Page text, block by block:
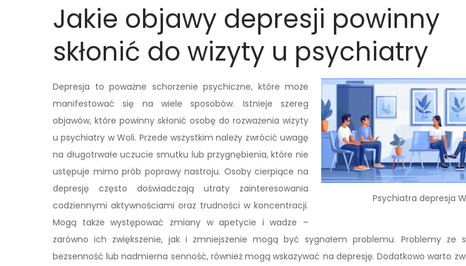
Jakie objawy depresji powinny
skłonić do wizyty u psychiatry
Psychiatra depresja
Depresja to poważne schorzenie psychiczne, które może
manifestować się na wiele sposobów. Istnieje szereg
objawów, które powinny skłonić osobę do rozważenia wizyty
u psychiatry w Woli. Przede wszystkim należy zwrócić uwagę
na długotrwałe uczucie smutku lub przygnębienia, które nie
ustępuje mimo prób poprawy nastroju. Osoby cierpiące na
depresję często doświadczają utraty zainteresowania
codziennymi aktywnościami oraz trudności w koncentracji.
Mogą także występować zmiany w apetycie i wadze –
zarówno ich zwiększenie, jak i zmniejszenie mogą być sygnałem problemu. Problemy ze
bezsenność lub nadmierna senność, również mogą wskazywać na depresję. Dodatkowo warto